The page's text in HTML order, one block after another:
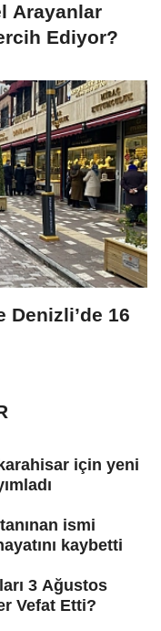
Arayanlar
Ediyor?
Denizli’de 16
için yeni
ismi
kaybetti
3 Ağustos
Vefat Etti?